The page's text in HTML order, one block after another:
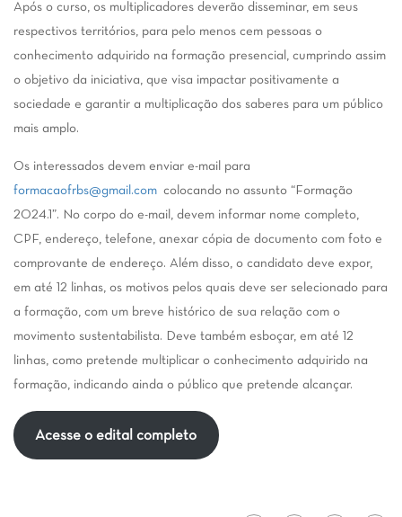
Após o curso, os multiplicadores deverão disseminar, em seus
respectivos territórios, para pelo menos cem pessoas o
conhecimento adquirido na formação presencial, cumprindo assim
o objetivo da iniciativa, que visa impactar positivamente a
sociedade e garantir a multiplicação dos saberes para um público
mais amplo.
Os interessados devem enviar e-mail para
formacaofrbs@gmail.com colocando no assunto “Formação
2024.1”. No corpo do e-mail, devem informar nome completo,
CPF, endereço, telefone, anexar cópia de documento com foto e
comprovante de endereço. Além disso, o candidato deve expor,
em até 12 linhas, os motivos pelos quais deve ser selecionado para
a formação, com um breve histórico de sua relação com o
movimento sustentabilista. Deve também esboçar, em até 12
linhas, como pretende multiplicar o conhecimento adquirido na
formação, indicando ainda o público que pretende alcançar.
Acesse o edital completo